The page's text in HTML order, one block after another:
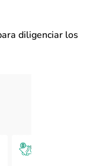
diligenciar los